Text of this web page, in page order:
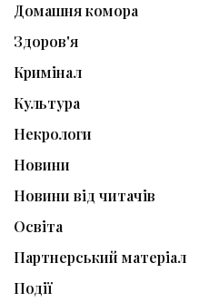
Домашня комора
Здоров'я
Кримінал
Культура
Некрологи
Новини
Новини від читачів
Освіта
Партнерський матеріал
Події